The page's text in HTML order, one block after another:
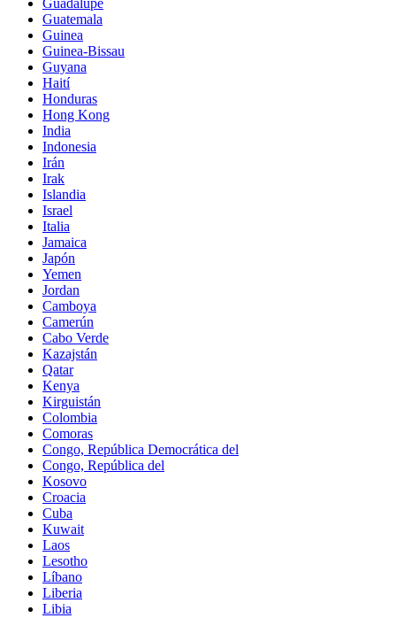
Guadalupe
Guatemala
Guinea
Guinea-Bissau
Guyana
Haití
Honduras
Hong Kong
India
Indonesia
Irán
Irak
Islandia
Israel
Italia
Jamaica
Japón
Yemen
Jordan
Camboya
Camerún
Cabo Verde
Kazajstán
Qatar
Kenya
Kirguistán
Colombia
Comoras
Congo, República Democrática del
Congo, República del
Kosovo
Croacia
Cuba
Kuwait
Laos
Lesotho
Líbano
Liberia
Libia